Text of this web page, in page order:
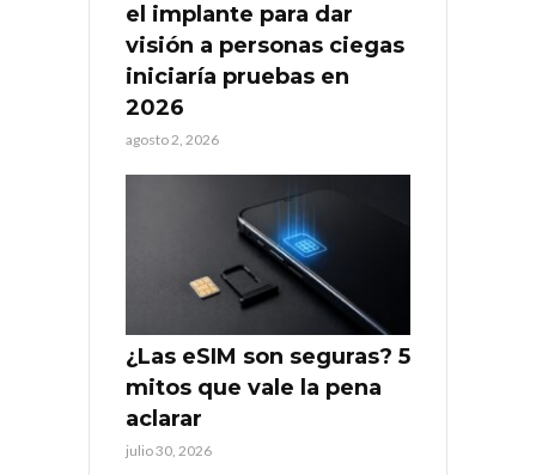
el implante para dar
visión a personas ciegas
iniciaría pruebas en
2026
agosto 2, 2026
¿Las eSIM son seguras? 5
mitos que vale la pena
aclarar
julio 30, 2026